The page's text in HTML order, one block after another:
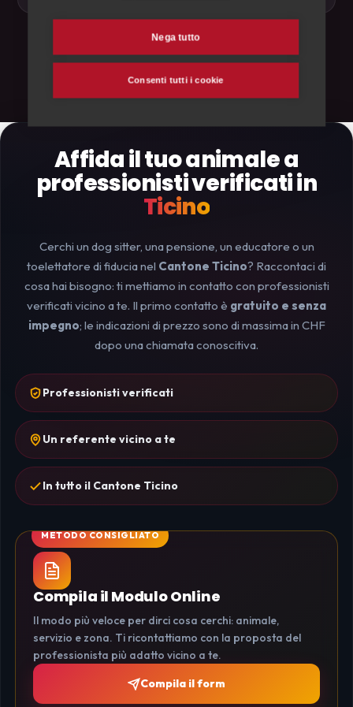
← Torna al blog
Affida il tuo animale a
professionisti verificati in
Ticino
Cerchi un dog sitter, una pensione, un educatore o un
toelettatore di fiducia nel Cantone Ticino? Raccontaci di
cosa hai bisogno: ti mettiamo in contatto con professionisti
verificati vicino a te. Il primo contatto è gratuito e senza
impegno; le indicazioni di prezzo sono di massima in CHF
dopo una chiamata conoscitiva.
Professionisti verificati
Un referente vicino a te
In tutto il Cantone Ticino
Compila il Modulo Online
Il modo più veloce per dirci cosa cerchi: animale,
servizio e zona. Ti ricontattiamo con la proposta del
professionista più adatto vicino a te.
Compila il form
Nega tutto
Consenti tutti i cookie